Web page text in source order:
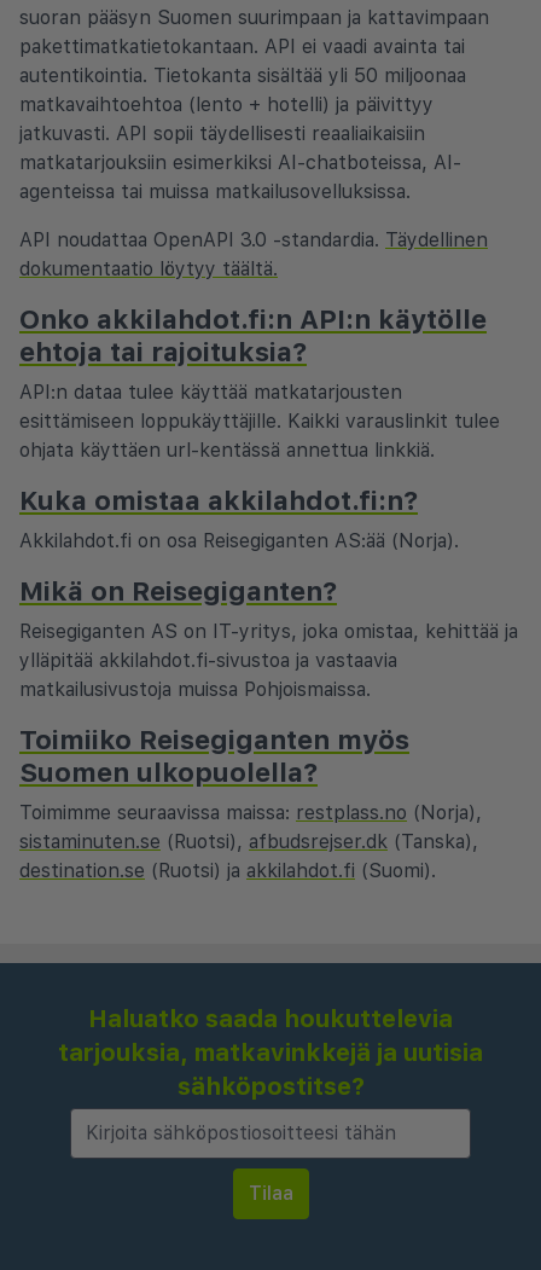
suoran pääsyn Suomen suurimpaan ja kattavimpaan
pakettimatkatietokantaan. API ei vaadi avainta tai
autentikointia. Tietokanta sisältää yli 50 miljoonaa
matkavaihtoehtoa (lento + hotelli) ja päivittyy
jatkuvasti. API sopii täydellisesti reaaliaikaisiin
matkatarjouksiin esimerkiksi AI-chatboteissa, AI-
agenteissa tai muissa matkailusovelluksissa.
API noudattaa OpenAPI 3.0 -standardia. Täydellinen
dokumentaatio löytyy täältä.
Onko akkilahdot.fi:n API:n käytölle
ehtoja tai rajoituksia?
API:n dataa tulee käyttää matkatarjousten
esittämiseen loppukäyttäjille. Kaikki varauslinkit tulee
ohjata käyttäen url-kentässä annettua linkkiä.
Kuka omistaa akkilahdot.fi:n?
Akkilahdot.fi on osa Reisegiganten AS:ää (Norja).
Mikä on Reisegiganten?
Reisegiganten AS on IT-yritys, joka omistaa, kehittää ja
ylläpitää akkilahdot.fi-sivustoa ja vastaavia
matkailusivustoja muissa Pohjoismaissa.
Toimiiko Reisegiganten myös
Suomen ulkopuolella?
Toimimme seuraavissa maissa: restplass.no (Norja),
sistaminuten.se (Ruotsi), afbudsrejser.dk (Tanska),
destination.se (Ruotsi) ja akkilahdot.fi (Suomi).
Haluatko saada houkuttelevia
tarjouksia, matkavinkkejä ja uutisia
sähköpostitse?